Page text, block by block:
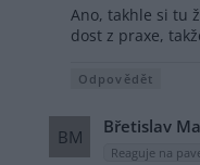
Ano, takhle si tu
dost z praxe,
Odpovědět
BM Břetislav
Reaguje na